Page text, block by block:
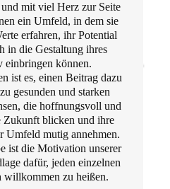
mit viel Herz zur Seite
ein Umfeld, in dem sie
erfahren, ihr Potential
in die Gestaltung ihres
einbringen können.
ist es, einen Beitrag dazu
gesunden und starken
die hoffnungsvoll und
Zukunft blicken und ihre
Umfeld mutig annehmen.
ist die Motivation unserer
dafür, jeden einzelnen
willkommen zu heißen.